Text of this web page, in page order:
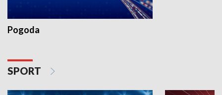
Pogoda
SPORT